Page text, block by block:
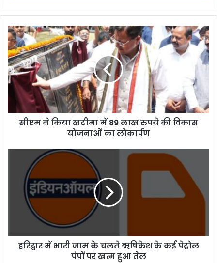
सीएम ने किया खटीमा में 89 लाख रुपये की विकास
योजनाओं का लोकार्पण
हरिद्वार में भारी जाम के चलते ऋषिकेश के कई पेट्रोल
पंपों पर खत्म हुआ तेल